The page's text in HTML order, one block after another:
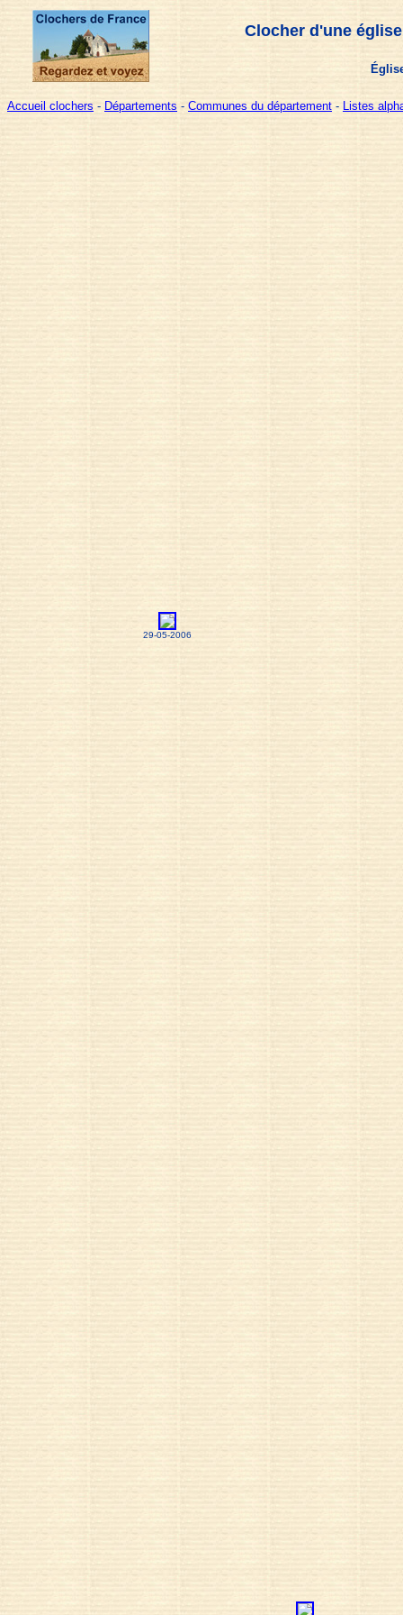
Clocher d'une
Accueil clochers - Départements - Communes du département - Listes
29-05-2006